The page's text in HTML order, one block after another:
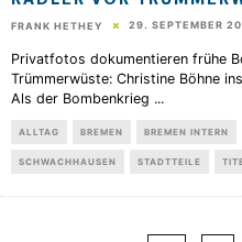
FRANK HETHEY 29. SEPTEMBER
Privatfotos dokumentieren frühe
Trümmerwüste: Christine Böhne
Als der Bombenkrieg ...
ALLTAG BREMEN BREMEN INTERN
SCHWACHHAUSEN STADTTEILE